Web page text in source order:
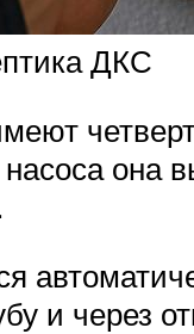
ДКС
она
и через